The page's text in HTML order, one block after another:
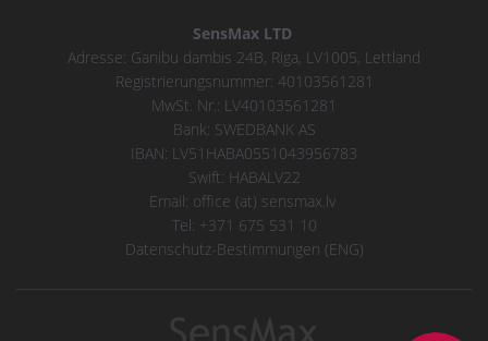
SensMax LTD
Adresse: Ganibu dambis 24B, Riga, LV1005, Lettland
Registrierungsnummer: 40103561281
MwSt. Nr.: LV40103561281
Bank: SWEDBANK AS
IBAN: LV51HABA0551043956783
Swift: HABALV22
Email: office (at) sensmax.lv
Tel: +371 675 531 10
Datenschutz-Bestimmungen (ENG)